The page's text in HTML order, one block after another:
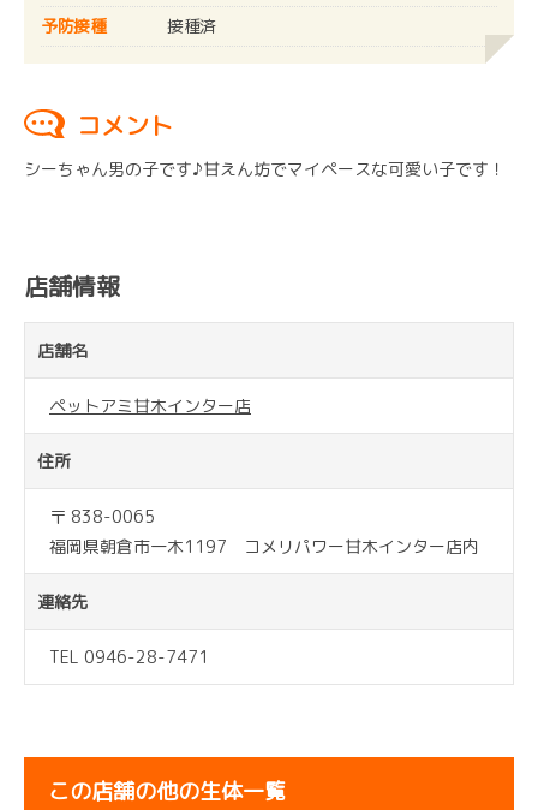
予防接種
接種済
コメント
シーちゃん男の子です♪甘えん坊でマイペースな可愛い子です！
店舗情報
店舗名
ペットアミ甘木インター店
住所
〒 838-0065
福岡県朝倉市一木1197 コメリパワー甘木インター店内
連絡先
TEL 0946-28-7471
この店舗の他の生体一覧